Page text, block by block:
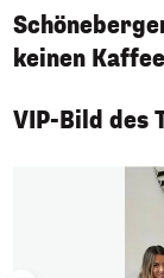
keinen
VIP-Bild des
1/50